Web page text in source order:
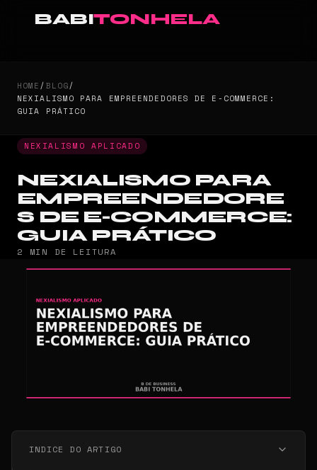
BABITONHELA
HOME/BLOG/
NEXIALISMO PARA EMPREENDEDORES DE E-COMMERCE:
GUIA PRÁTICO
NEXIALISMO APLICADO
NEXIALISMO PARA
EMPREENDEDORE
S DE E-COMMERCE:
GUIA PRÁTICO
2 MIN DE LEITURA
INDICE DO ARTIGO